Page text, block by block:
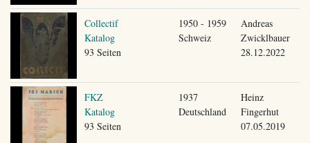
Collectif
Katalog
93 Seiten
1950 - 1959
Schweiz
Andreas
Zwicklbauer
28.12.2022
FKZ
Katalog
93 Seiten
1937
Deutschland
Heinz
Fingerhut
07.05.2019